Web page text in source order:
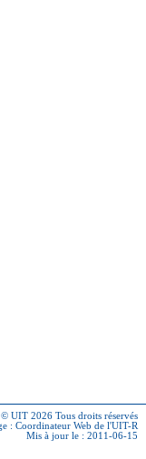
© UIT 2026 Tous droits réservés
: Coordinateur Web de l'UIT-R
Mis à jour le : 2011-06-15